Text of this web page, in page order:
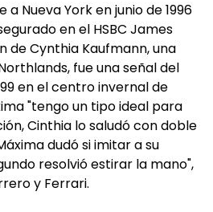
a Nueva York en junio de 1996
en el HSBC James
de Cynthia Kaufmann, una
fue una señal del
en el centro invernal de
"tengo un tipo ideal para
Cinthia lo saludó con doble
dudó si imitar a su
resolvió estirar la mano",
y Ferrari.